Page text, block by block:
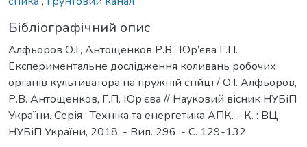
Бібліографічний опис
Алфьоров О.І., Антощенков Р.В., Юр’єва Г.П.
Експериментальне дослідження коливань робочих
органів культиватора на пружній стійці / О.І. Алфьоров,
Р.В. Антощенков, Г.П. Юр’єва // Науковий вісник НУБіП
України. Серія : Техніка та енергетика АПК. - К. : ВЦ
НУБіП України, 2018. - Вип. 296. - С. 129-132